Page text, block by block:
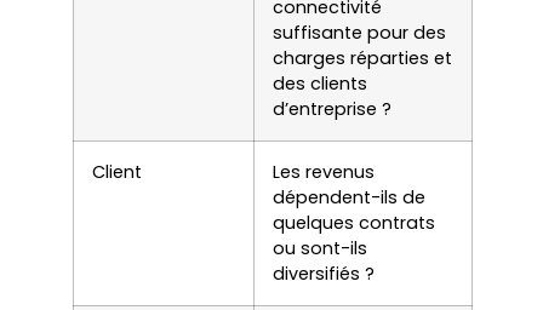
connectivité
suffisante pour des
charges réparties et
des clients
d’entreprise ?
Client
Les revenus
dépendent-ils de
quelques contrats
ou sont-ils
diversifiés ?